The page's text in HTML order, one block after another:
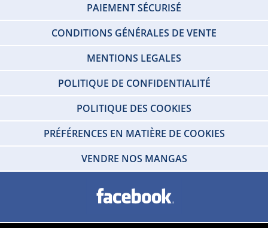
PAIEMENT SÉCURISÉ
CONDITIONS GÉNÉRALES DE VENTE
MENTIONS LEGALES
POLITIQUE DE CONFIDENTIALITÉ
POLITIQUE DES COOKIES
PRÉFÉRENCES EN MATIÈRE DE COOKIES
VENDRE NOS MANGAS